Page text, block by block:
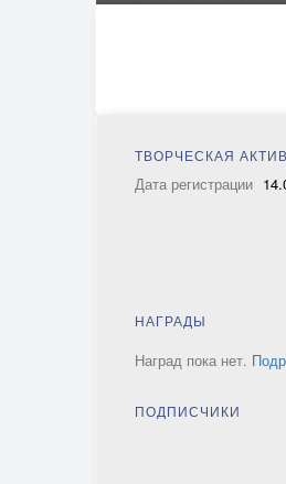
ТВОРЧЕСКАЯ
Дата регистрации
НАГРАДЫ
Наград пока нет.
ПОДПИСЧИКИ